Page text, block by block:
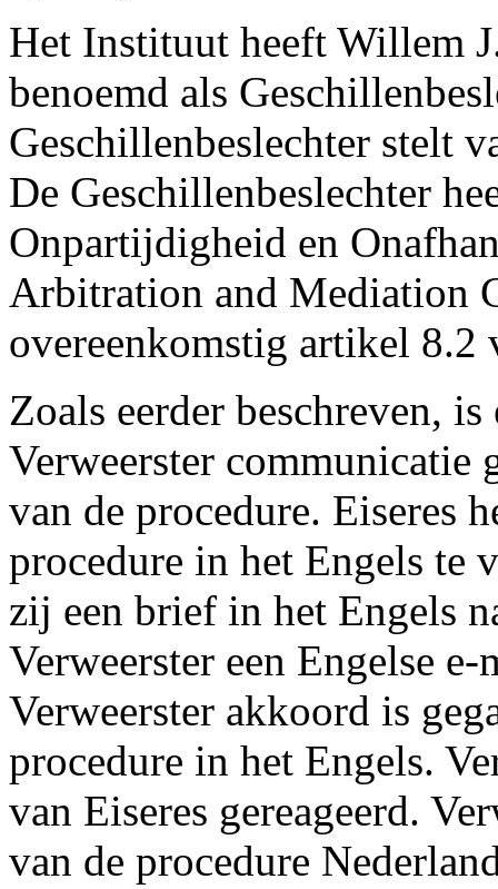
Het Instituut heeft Willem
benoemd als
Geschillenbeslechter stelt
De Geschillenbeslechter
Onpartijdigheid en
Arbitration and Mediation
overeenkomstig artikel 8.2
Zoals eerder beschreven,
Verweerster communicatie
van de procedure. Eiseres
procedure in het Engels te
zij een brief in het Engels
Verweerster een Engelse
Verweerster akkoord is
procedure in het Engels.
van Eiseres gereageerd.
van de procedure